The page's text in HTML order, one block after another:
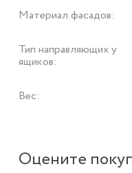
Оцените
Материал фасадов:
Тип направляющих у
ящиков:
Вес: